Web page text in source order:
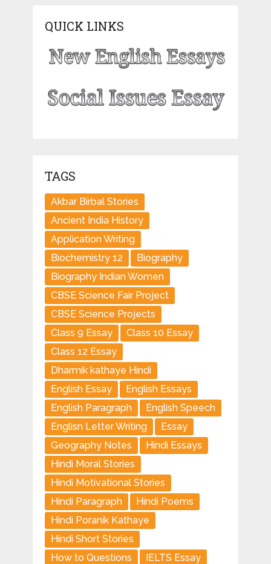
QUICK LINKS
TAGS
Akbar Birbal Stories
Ancient India History
Application Writing
Biochemistry 12
Biography
Biography Indian Women
CBSE Science Fair Project
CBSE Science Projects
Class 9 Essay
Class 10 Essay
Class 12 Essay
Dharmik kathaye Hindi
English Essay
English Essays
English Paragraph
English Speech
Englisn Letter Writing
Essay
Geography Notes
Hindi Essays
Hindi Moral Stories
Hindi Motivational Stories
Hindi Paragraph
Hindi Poems
Hindi Poranik Kathaye
Hindi Short Stories
How to Questions
IELTS Essay